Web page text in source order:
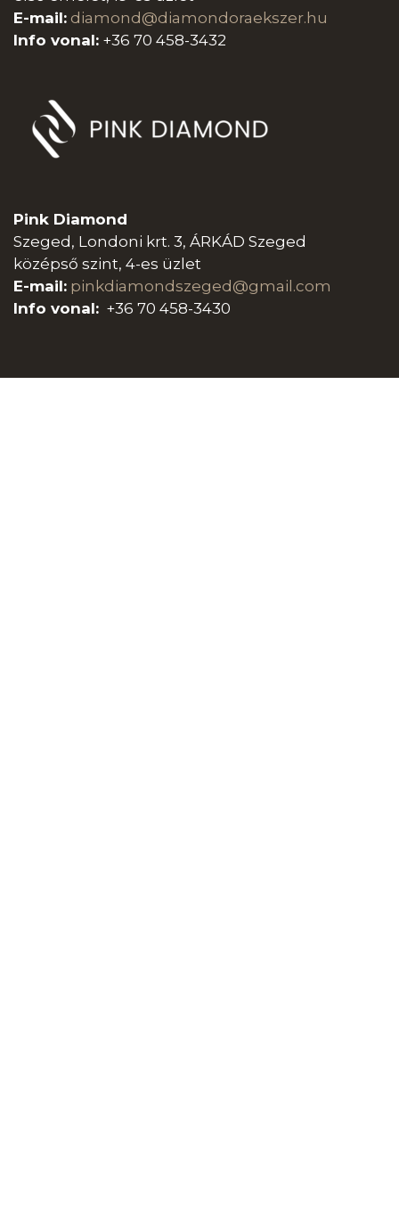
E-mail: diamond@diamondoraekszer.hu
Info vonal: +36 70 458-3432
Pink Diamond
Szeged, Londoni krt. 3, ÁRKÁD Szeged
középső szint, 4-es üzlet
E-mail: pinkdiamondszeged@gmail.com
Info vonal: +36 70 458-3430